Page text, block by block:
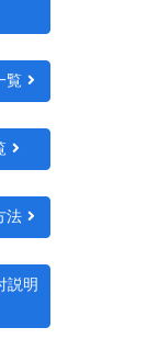
覧
法
説明